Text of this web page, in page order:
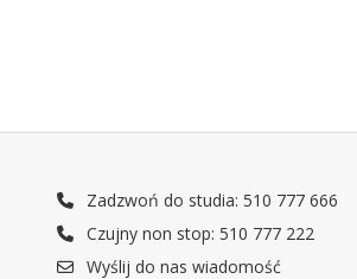
Zadzwoń do studia: 510 777 666
Czujny non stop: 510 777 222
Wyślij do nas wiadomość